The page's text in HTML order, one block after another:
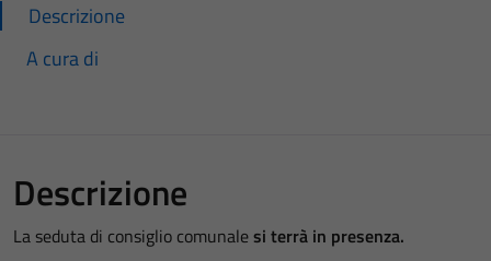
Descrizione
A cura di
Descrizione
La seduta di consiglio comunalesi terrà in presenza.